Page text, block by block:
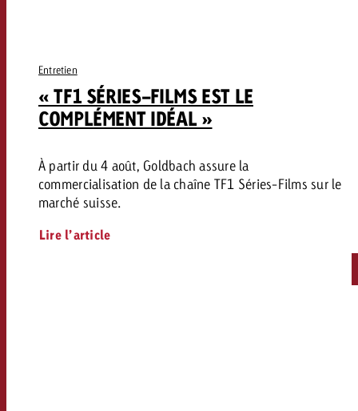
Entretien
« TF1 SÉRIES-FILMS EST LE
COMPLÉMENT IDÉAL »
À partir du 4 août, Goldbach assure la
commercialisation de la chaîne TF1 Séries-Films sur le
marché suisse.
Lire l’article